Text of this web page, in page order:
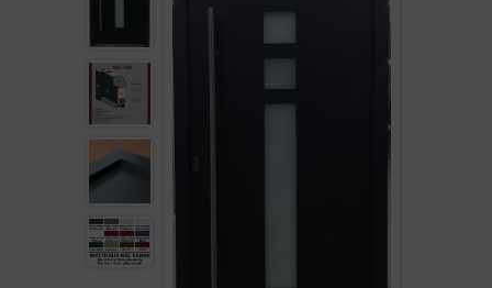
ALU110FB
AUF LAGER
GEFRÄST
SEITENTEIL